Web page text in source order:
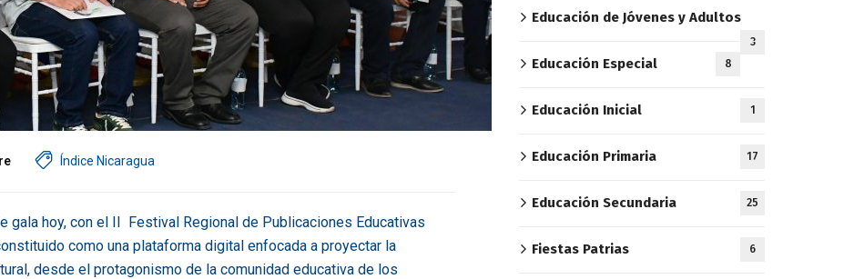
Índice Nicaragua
gala hoy, con el II Festival Regional de Publicaciones Educativas
como una plataforma digital enfocada a proyectar la
desde el protagonismo de la comunidad educativa de los
Educación de Jóvenes y Adultos
3
Educación Especial 8
Educación Inicial 1
Educación Primaria 17
Educación Secundaria 25
Fiestas Patrias 6